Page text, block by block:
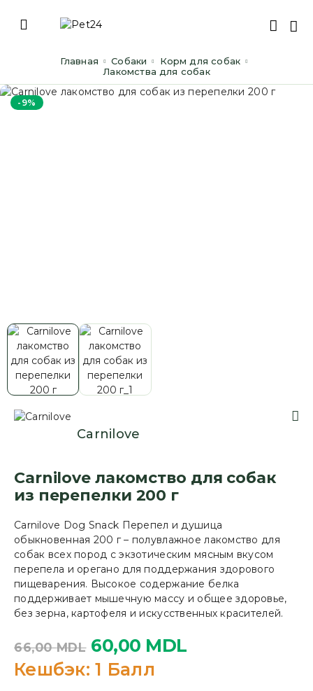
Главная Cобаки
Корм для собак
Лакомства для собак
-9%
Сarnilove
Carnilove лакомство для собак
из перепелки 200 г
Carnilove Dog Snack Перепел и душица
обыкновенная 200 г – полувлажное лакомство для
собак всех пород с экзотическим мясным вкусом
перепела и орегано для поддержания здорового
пищеварения. Высокое содержание белка
поддерживает мышечную массу и общее здоровье,
без зерна, картофеля и искусственных красителей.
66,00MDL 60,00 MDL
Кешбэк: 1 Балл